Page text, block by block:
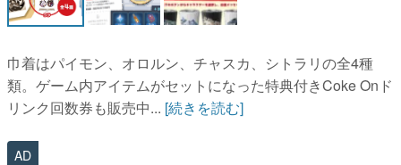
巾着はパイモン、オロルン、チャスカ、シトラリの全4種
類。ゲーム内アイテムがセットになった特典付きCoke Onド
リンク回数券も販売中... [続きを読む]
AD